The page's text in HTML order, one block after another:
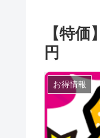
【特
円
お得情報